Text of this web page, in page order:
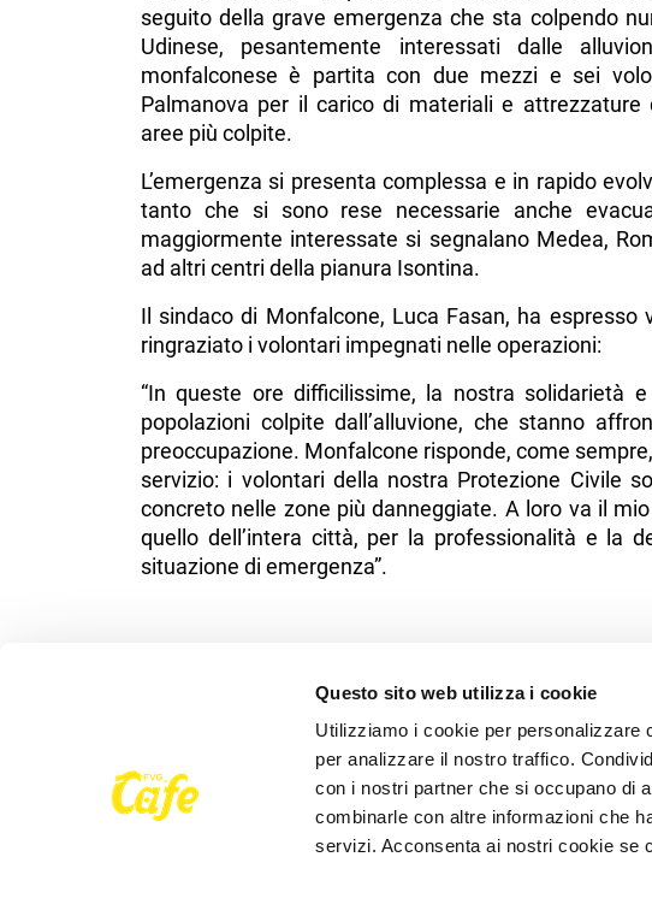
Questo sito web utilizza i cookie
Utilizziamo i cookie per personalizzare
per analizzare il nostro traffico.
con i nostri partner che si occupano di
combinarle con altre informazioni che
servizi. Acconsenta ai nostri cookie se
seguito della grave emergenza che sta colpendo
Udinese, pesantemente interessati dalle
monfalconese è partita con due mezzi e sei
Palmanova per il carico di materiali e
aree più colpite.
L’emergenza si presenta complessa e in rapido
tanto che si sono rese necessarie anche
maggiormente interessate si segnalano Medea,
ad altri centri della pianura Isontina.
Il sindaco di Monfalcone, Luca Fasan, ha
ringraziato i volontari impegnati nelle operazioni:
“In queste ore difficilissime, la nostra solidarietà
popolazioni colpite dall’alluvione, che stanno
preoccupazione. Monfalcone risponde, come
servizio: i volontari della nostra Protezione Civile
concreto nelle zone più danneggiate. A loro va il
quello dell’intera città, per la professionalità e la
situazione di emergenza”.
NEWS DELLA STESSA CATEGORIA